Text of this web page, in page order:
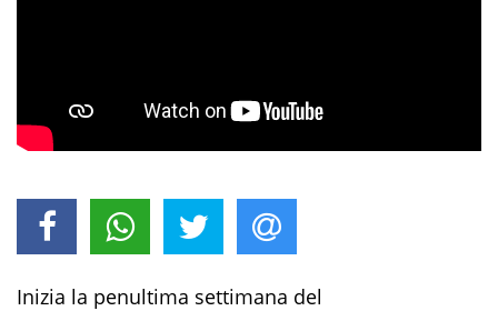
Inizia la penultima settimana del